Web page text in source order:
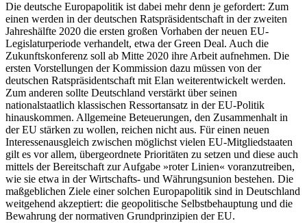
Die deutsche Europapolitik ist dabei mehr denn je gefordert: Zum
einen werden in der deutschen Ratspräsidentschaft in der zweiten
Jahreshälfte 2020 die ersten großen Vorhaben der neuen EU-
Legislaturperiode verhandelt, etwa der Green Deal. Auch die
Zukunftskonferenz soll ab Mitte 2020 ihre Arbeit aufnehmen. Die
ersten Vorstellungen der Kommission dazu müssen von der
deutschen Ratspräsidentschaft mit Elan weiterentwickelt werden.
Zum anderen sollte Deutschland verstärkt über seinen
nationalstaatlich klassischen Ressortansatz in der EU-Politik
hinauskommen. Allgemei­ne Beteuerungen, den Zusammenhalt in
der EU stärken zu wollen, reichen nicht aus. Für einen neuen
Interessenausgleich zwischen möglichst vielen EU-Mitglied­staaten
gilt es vor allem, übergeordnete Prioritäten zu setzen und diese auch
mittels der Bereitschaft zur Aufgabe »roter Linien« voranzutreiben,
wie sie etwa in der Wirt­schafts- und Währungsunion bestehen. Die
maßgeblichen Ziele einer solchen Europapolitik sind in Deutschland
weitgehend akzeptiert: die geopolitische Selbstbehaup­tung und die
Bewahrung der normativen Grundprinzipien der EU.